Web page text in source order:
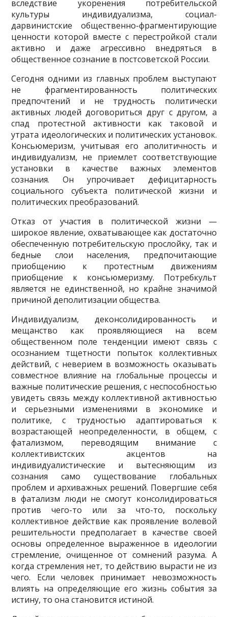
вследствие укоренения потребительской
культуры индивидуализма, социал-
дарвинистские общественно-фрагментирующие
ценности которой вместе с перестройкой стали
активно и даже агрессивно внедряться в
общественное сознание в постсоветской России.
Сегодня одними из главных проблем выступают
не фрагментированность политиче­ских
предпочтений и не трудность политически
активных людей договориться друг с дру­гом, а
спад протестной активности как таковой и
утрата идеологических и политических установок.
Консьюмеризм, учитывая его аполитичность и
индивидуализм, не приемлет соот­ветствующие
установки в качестве важных элементов
сознания. Он упрочивает дефицитар­ность
социального субъекта политической жизни и
политических преобразований.
Отказ от участия в политической жизни —
широкое явление, охватывающее как доста­точно
обеспеченную потребительскую прослойку, так и
бедные слои населения, предпочи­тающие
приобщению к протестным движениям
приобщение к консьюмеризму. Потребкульт
является не единственной, но крайне значимой
причиной деполитизации общества.
Индивидуализм, деконсолидированность и
мещанство как проявляющиеся на всем
общественном поле тенденции имеют связь с
осознанием тщетности попыток коллективных
действий, с неверием в возможность оказывать
совместное влияние на глобальные процессы и
важные политические решения, с неспособностью
увидеть связь между коллективной ак­тивностью
и серьезными изменениями в экономике и
политике, с трудностью адаптировать­ся к
возрастающей неопределенности, в общем, с
фатализмом, переводящим внимание с
коллективистских акцентов на
индивидуалистические и вытесняющим из
сознания само су­ществование глобальных
проблем и архиважных решений. Повергшие себя
в фатализм люди не смогут консолидироваться
против чего-то или за что-то, поскольку
коллективное дей­ствие как проявление волевой
решительности предполагает в качестве своей
основы опреде­ленное выраженное в идеологии
стремление, очищенное от сомнений разума. А
когда стрем­ления нет, то действию вырасти не из
чего. Если человек принимает невозможность
влиять на определяющие его жизнь события за
истину, то она становится истиной.